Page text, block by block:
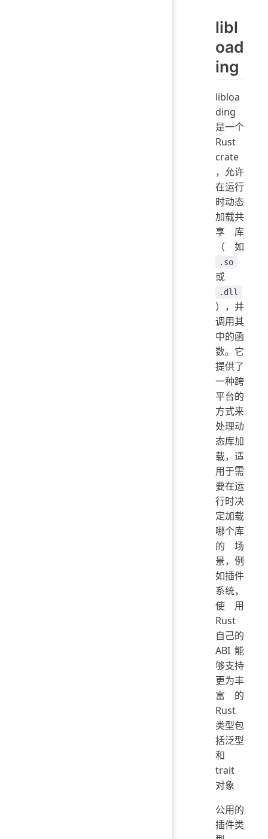
libl
oad
ing
libloa
ding
是一个
Rust
crate
，允许
在运行
时动态
加载共
享库
（如
.so
或
.dll
），并
调用其
中的函
数。它
提供了
一种跨
平台的
方式来
处理动
态库加
载，适
用于需
要在运
行时决
定加载
哪个库
的场
景，例
如插件
系统，
使用
Rust
自己的
ABI 能
够支持
更为丰
富的
Rust
类型包
括泛型
和
trait
对象
公用的
插件类